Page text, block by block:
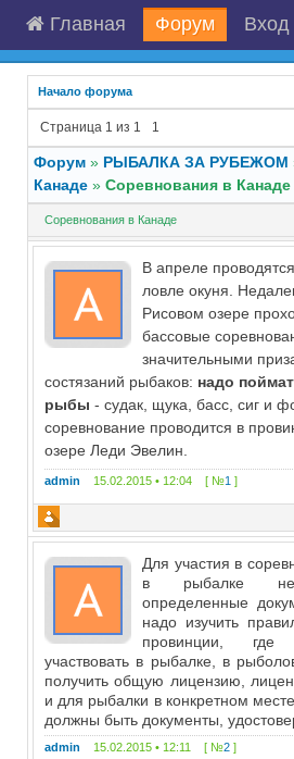
Главная Форум Вход
Начало форума
Страница 1 из 1 1
Форум » РЫБАЛКА ЗА РУБЕЖОМ
Канаде » Соревнования в Канаде
Соревнования в Канаде
В апреле
ловле окуня.
Рисовом озере
бассовые
значительными
состязаний рыбаков: надо
рыбы - судак, щука, басс, сиг и
соревнование проводится в
озере Леди Эвелин.
admin 15.02.2015 • 12:04 [ №1 ]
Для участия в
в рыбалке
определенные
надо изучить
провинции, где
участвовать в рыбалке, в
получить общую лицензию,
и для рыбалки в конкретном
должны быть документы,
admin 15.02.2015 • 12:11 [ №2 ]